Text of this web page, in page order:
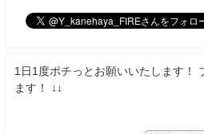
1日1度ポチっとお願いいたします！
ます！ ↓↓